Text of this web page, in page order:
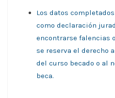
Los datos
como declaración
encontrarse falencias
se reserva el derecho
del curso becado o al
beca.